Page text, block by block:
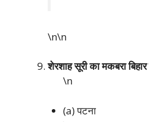
\n\n
शेरशाह सूरी का मकबरा
\n
(a) पटना